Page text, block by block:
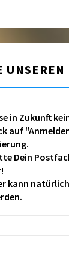
UNSEREN
in Zukunft
auf
Dein
kann